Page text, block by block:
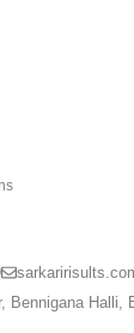
Bennigana Halli,